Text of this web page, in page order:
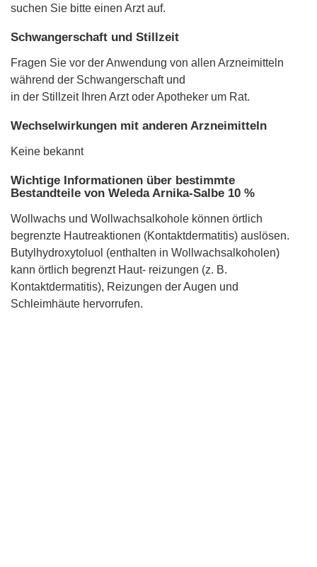
suchen Sie bitte einen Arzt auf.
Schwangerschaft und Stillzeit
Fragen Sie vor der Anwendung von allen Arzneimitteln
während der Schwangerschaft und
in der Stillzeit Ihren Arzt oder Apotheker um Rat.
Wechselwirkungen mit anderen Arzneimitteln
Keine bekannt
Wichtige Informationen über bestimmte
Bestandteile von Weleda Arnika-Salbe 10 %
Wollwachs und Wollwachsalkohole können örtlich
begrenzte Hautreaktionen (Kontaktdermatitis) auslösen.
Butylhydroxytoluol (enthalten in Wollwachsalkoholen)
kann örtlich begrenzt Haut- reizungen (z. B.
Kontaktdermatitis), Reizungen der Augen und
Schleimhäute hervorrufen.